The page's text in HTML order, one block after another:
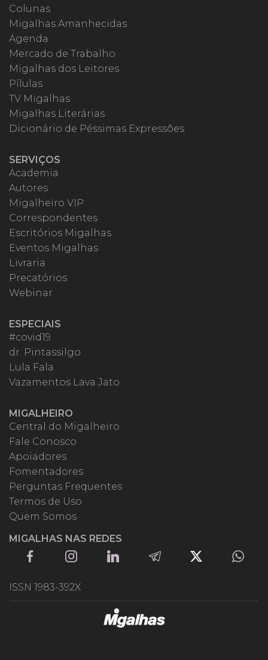
Colunas
Migalhas Amanhecidas
Agenda
Mercado de Trabalho
Migalhas dos Leitores
Pílulas
TV Migalhas
Migalhas Literárias
Dicionário de Péssimas Expressões
SERVIÇOS
Academia
Autores
Migalheiro VIP
Correspondentes
Escritórios Migalhas
Eventos Migalhas
Livraria
Precatórios
Webinar
ESPECIAIS
#covid19
dr. Pintassilgo
Lula Fala
Vazamentos Lava Jato
MIGALHEIRO
Central do Migalheiro
Fale Conosco
Apoiadores
Fomentadores
Perguntas Frequentes
Termos de Uso
Quem Somos
MIGALHAS NAS REDES
ISSN 1983-392X